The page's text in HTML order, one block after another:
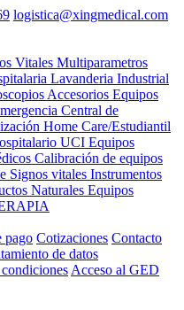
logistica@xingmedical.com
Vitales Multiparametros
Lavanderia Industrial
Accesorios Equipos
Central de
Home Care/Estudiantil
UCI Equipos
Calibración de equipos
Signos vitales Instrumentos
Naturales Equipos
pago Cotizaciones Contacto
de datos
Acceso al GED